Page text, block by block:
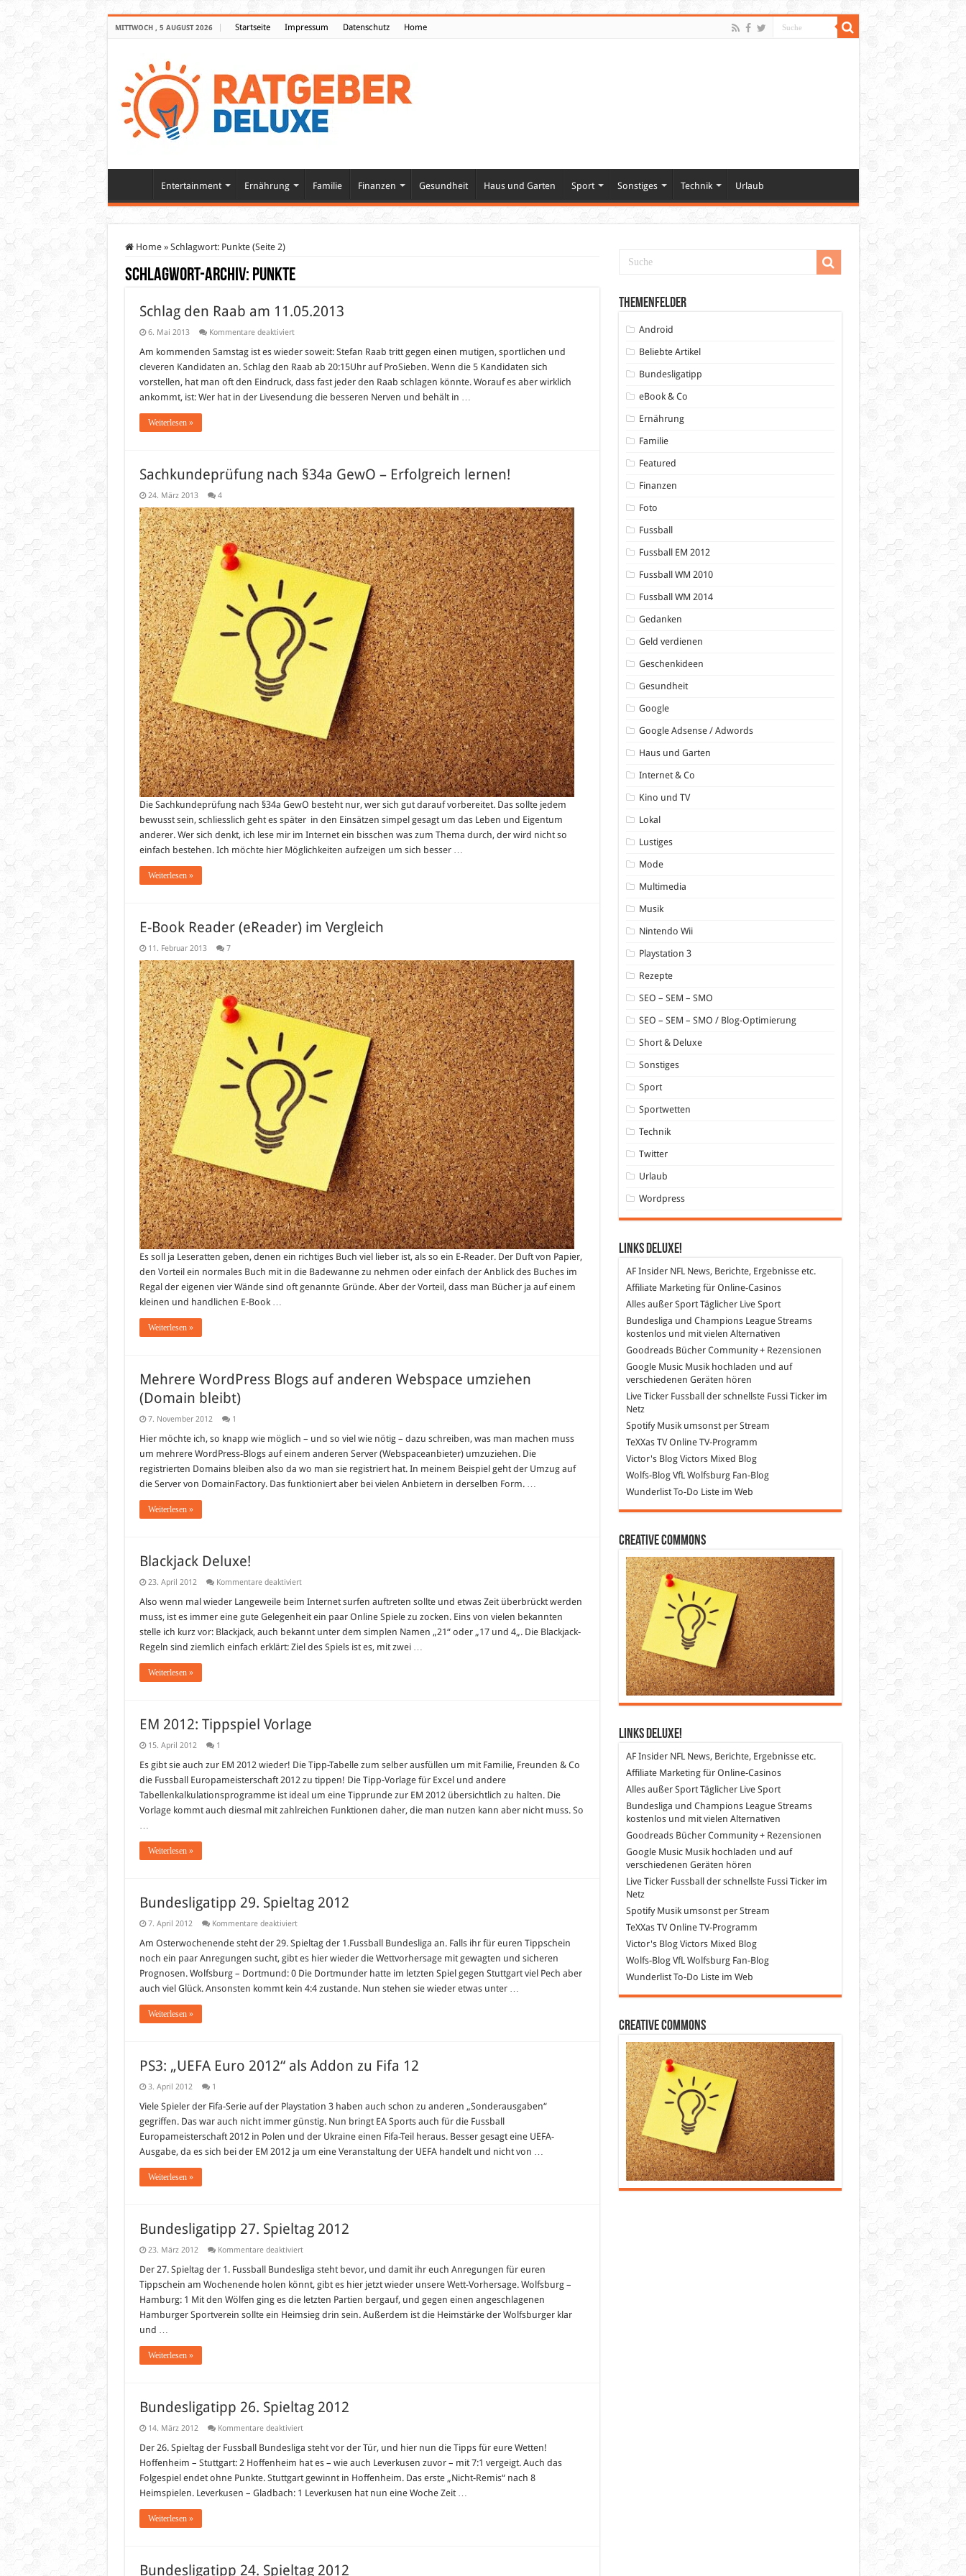
MITTWOCH , 5 AUGUST 2026 Startseite Impressum Datenschutz Home
Entertainment Ernährung Familie Finanzen Gesundheit Haus und Garten Sport Sonstiges Technik Urlaub
Home » Schlagwort: Punkte(Seite 2)
Schlagwort-Archiv: Punkte
Schlag den Raab am 11.05.2013
6. Mai 2013 Kommentare deaktiviertfür
den
am
11.05.2013
Am kommenden Samstag ist es wieder soweit: Stefan Raab tritt gegen einen mutigen, sportlichen und
cleveren Kandidaten an. Schlag den Raab ab 20:15Uhr auf ProSieben. Wenn die 5 Kandidaten sich
vorstellen, hat man oft den Eindruck, dass fast jeder den Raab schlagen könnte. Worauf es aber wirklich
ankommt, ist: Wer hat in der Livesendung die besseren Nerven und behält in …
Weiterlesen »
Sachkundeprüfung nach §34a GewO – Erfolgreich lernen!
24. März 2013 4
Die Sachkundeprüfung nach §34a GewO besteht nur, wer sich gut darauf vorbereitet. Das sollte jedem
bewusst sein, schliesslich geht es später in den Einsätzen simpel gesagt um das Leben und Eigentum
anderer. Wer sich denkt, ich lese mir im Internet ein bisschen was zum Thema durch, der wird nicht so
einfach bestehen. Ich möchte hier Möglichkeiten aufzeigen um sich besser …
Weiterlesen »
E-Book Reader (eReader) im Vergleich
11. Februar 2013 7
Es soll ja Leseratten geben, denen ein richtiges Buch viel lieber ist, als so ein E-Reader. Der Duft von Papier,
den Vorteil ein normales Buch mit in die Badewanne zu nehmen oder einfach der Anblick des Buches im
Regal der eigenen vier Wände sind oft genannte Gründe. Aber der Vorteil, dass man Bücher ja auf einem
kleinen und handlichen E-Book …
Weiterlesen »
Mehrere WordPress Blogs auf anderen Webspace umziehen
(Domain bleibt)
7. November 2012 1
Hier möchte ich, so knapp wie möglich – und so viel wie nötig – dazu schreiben, was man machen muss
um mehrere WordPress-Blogs auf einem anderen Server (Webspaceanbieter) umzuziehen. Die
registrierten Domains bleiben also da wo man sie registriert hat. In meinem Beispiel geht der Umzug auf
die Server von DomainFactory. Das funktioniert aber bei vielen Anbietern in derselben Form. …
Weiterlesen »
Blackjack Deluxe!
23. April 2012 Kommentare deaktiviertfür
Deluxe!
Also wenn mal wieder Langeweile beim Internet surfen auftreten sollte und etwas Zeit überbrückt werden
muss, ist es immer eine gute Gelegenheit ein paar Online Spiele zu zocken. Eins von vielen bekannten
stelle ich kurz vor: Blackjack, auch bekannt unter dem simplen Namen „21“ oder „17 und 4„. Die Blackjack-
Regeln sind ziemlich einfach erklärt: Ziel des Spiels ist es, mit zwei …
Weiterlesen »
EM 2012: Tippspiel Vorlage
15. April 2012 1
Es gibt sie auch zur EM 2012 wieder! Die Tipp-Tabelle zum selber ausfüllen um mit Familie, Freunden & Co
die Fussball Europameisterschaft 2012 zu tippen! Die Tipp-Vorlage für Excel und andere
Tabellenkalkulationsprogramme ist ideal um eine Tipprunde zur EM 2012 übersichtlich zu halten. Die
Vorlage kommt auch diesmal mit zahlreichen Funktionen daher, die man nutzen kann aber nicht muss. So
…
Weiterlesen »
Bundesligatipp 29. Spieltag 2012
7. April 2012 Kommentare deaktiviertfür
29.
Spieltag
2012
Am Osterwochenende steht der 29. Spieltag der 1.Fussball Bundesliga an. Falls ihr für euren Tippschein
noch ein paar Anregungen sucht, gibt es hier wieder die Wettvorhersage mit gewagten und sicheren
Prognosen. Wolfsburg – Dortmund: 0 Die Dortmunder hatte im letzten Spiel gegen Stuttgart viel Pech aber
auch viel Glück. Ansonsten kommt kein 4:4 zustande. Nun stehen sie wieder etwas unter …
Weiterlesen »
PS3: „UEFA Euro 2012“ als Addon zu Fifa 12
3. April 2012 1
Viele Spieler der Fifa-Serie auf der Playstation 3 haben auch schon zu anderen „Sonderausgaben“
gegriffen. Das war auch nicht immer günstig. Nun bringt EA Sports auch für die Fussball
Europameisterschaft 2012 in Polen und der Ukraine einen Fifa-Teil heraus. Besser gesagt eine UEFA-
Ausgabe, da es sich bei der EM 2012 ja um eine Veranstaltung der UEFA handelt und nicht von …
Weiterlesen »
Bundesligatipp 27. Spieltag 2012
23. März 2012 Kommentare deaktiviertfür
27.
Spieltag
2012
Der 27. Spieltag der 1. Fussball Bundesliga steht bevor, und damit ihr euch Anregungen für euren
Tippschein am Wochenende holen könnt, gibt es hier jetzt wieder unsere Wett-Vorhersage. Wolfsburg –
Hamburg: 1 Mit den Wölfen ging es die letzten Partien bergauf, und gegen einen angeschlagenen
Hamburger Sportverein sollte ein Heimsieg drin sein. Außerdem ist die Heimstärke der Wolfsburger klar
und …
Weiterlesen »
Bundesligatipp 26. Spieltag 2012
14. März 2012 Kommentare deaktiviertfür
26.
2012
Der 26. Spieltag der Fussball Bundesliga steht vor der Tür, und hier nun die Tipps für eure Wetten!
Hoffenheim – Stuttgart: 2 Hoffenheim hat es – wie auch Leverkusen zuvor – mit 7:1 vergeigt. Auch das
Folgespiel endet ohne Punkte. Stuttgart gewinnt in Hoffenheim. Das erste „Nicht-Remis“ nach 8
Heimspielen. Leverkusen – Gladbach: 1 Leverkusen hat nun eine Woche Zeit …
Weiterlesen »
Bundesligatipp 24. Spieltag 2012
Themenfelder
Android
Beliebte Artikel
Bundesligatipp
eBook & Co
Ernährung
Familie
Featured
Finanzen
Foto
Fussball
Fussball EM 2012
Fussball WM 2010
Fussball WM 2014
Gedanken
Geld verdienen
Geschenkideen
Gesundheit
Google
Google Adsense / Adwords
Haus und Garten
Internet & Co
Kino und TV
Lokal
Lustiges
Mode
Multimedia
Musik
Nintendo Wii
Playstation 3
Rezepte
SEO – SEM – SMO
SEO – SEM – SMO / Blog-Optimierung
Short & Deluxe
Sonstiges
Sport
Sportwetten
Technik
Twitter
Urlaub
Wordpress
Links DeLuXe!
AF InsiderNFL News, Berichte, Ergebnisse etc.
Affiliate Marketingfür Online-Casinos
Alles außer SportTäglicher Live Sport
Bundesliga und Champions League Streams
kostenlos und mit vielen Alternativen
GoodreadsBücher Community + Rezensionen
Google MusicMusik hochladen und auf
verschiedenen Geräten hören
Live Ticker Fussball
der schnellste Fussi Ticker im
Netz
SpotifyMusik umsonst per Stream
TeXXas TVOnline TV-Programm
Victor's BlogVictors Mixed Blog
Wolfs-BlogVfL Wolfsburg Fan-Blog
WunderlistTo-Do Liste im Web
Creative Commons
Links DeLuXe!
AF InsiderNFL News, Berichte, Ergebnisse etc.
Affiliate Marketingfür Online-Casinos
Alles außer SportTäglicher Live Sport
Bundesliga und Champions League Streams
kostenlos und mit vielen Alternativen
GoodreadsBücher Community + Rezensionen
Google MusicMusik hochladen und auf
verschiedenen Geräten hören
Live Ticker Fussball
der schnellste Fussi Ticker im
Netz
SpotifyMusik umsonst per Stream
TeXXas TVOnline TV-Programm
Victor's BlogVictors Mixed Blog
Wolfs-BlogVfL Wolfsburg Fan-Blog
WunderlistTo-Do Liste im Web
Creative Commons